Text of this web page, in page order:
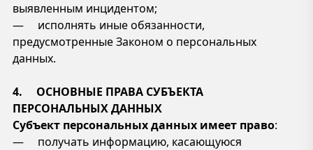
выявленным инцидентом;
— исполнять иные обязанности,
предусмотренные Законом о персональных
данных.
4. ОСНОВНЫЕ ПРАВА СУБЪЕКТА
ПЕРСОНАЛЬНЫХ ДАННЫХ
Субъект персональных данных имеет право:
— получать информацию, касающуюся